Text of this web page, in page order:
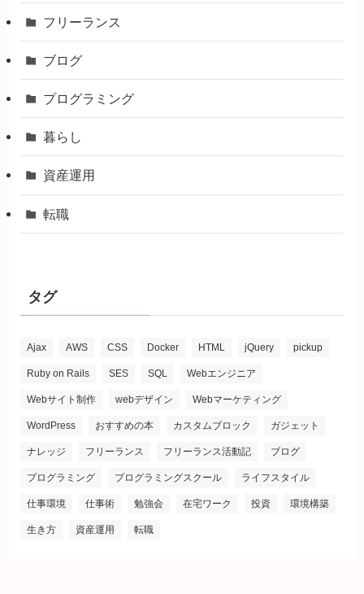
フリーランス
ブログ
プログラミング
暮らし
資産運用
転職
タグ
Ajax AWS CSS Docker HTML jQuery pickup
Ruby on Rails SES SQL Webエンジニア
Webサイト制作 webデザイン Webマーケティング
WordPress おすすめの本 カスタムブロック ガジェット
ナレッジ フリーランス フリーランス活動記 ブログ
プログラミング プログラミングスクール ライフスタイル
仕事環境 仕事術 勉強会 在宅ワーク 投資 環境構築
生き方 資産運用 転職